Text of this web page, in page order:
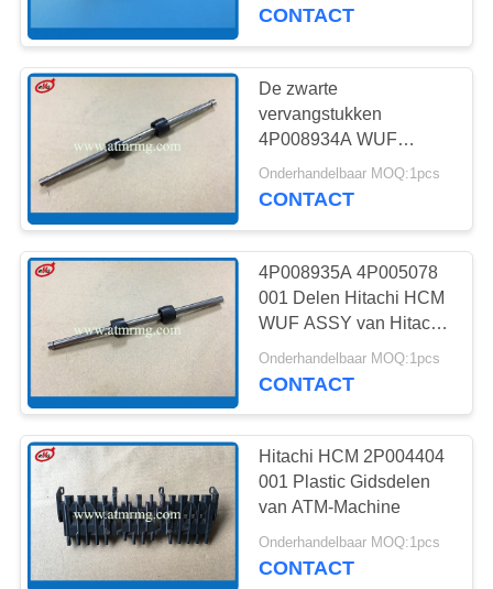
CONTACT
MET
NIEUWS
GEVALLEN
VRAAG
EEN
OFFERTE
SITEMAP
PRIVACYBELEID
wincoratm delen
NCR ATM Delen
1662
CONTACT
De zwarte
vervangstukken
4P008934A WUF
IDL1.S ASSY van
Hitachi HCM ATM
Onderhandelbaar MOQ:1pcs
CONTACT
4P008935A 4P005078
001 Delen Hitachi HCM
WUF ASSY van Hitachi
ATM
Onderhandelbaar MOQ:1pcs
CONTACT
Hitachi HCM 2P004404
001 Plastic Gidsdelen
van ATM-Machine
Onderhandelbaar MOQ:1pcs
CONTACT